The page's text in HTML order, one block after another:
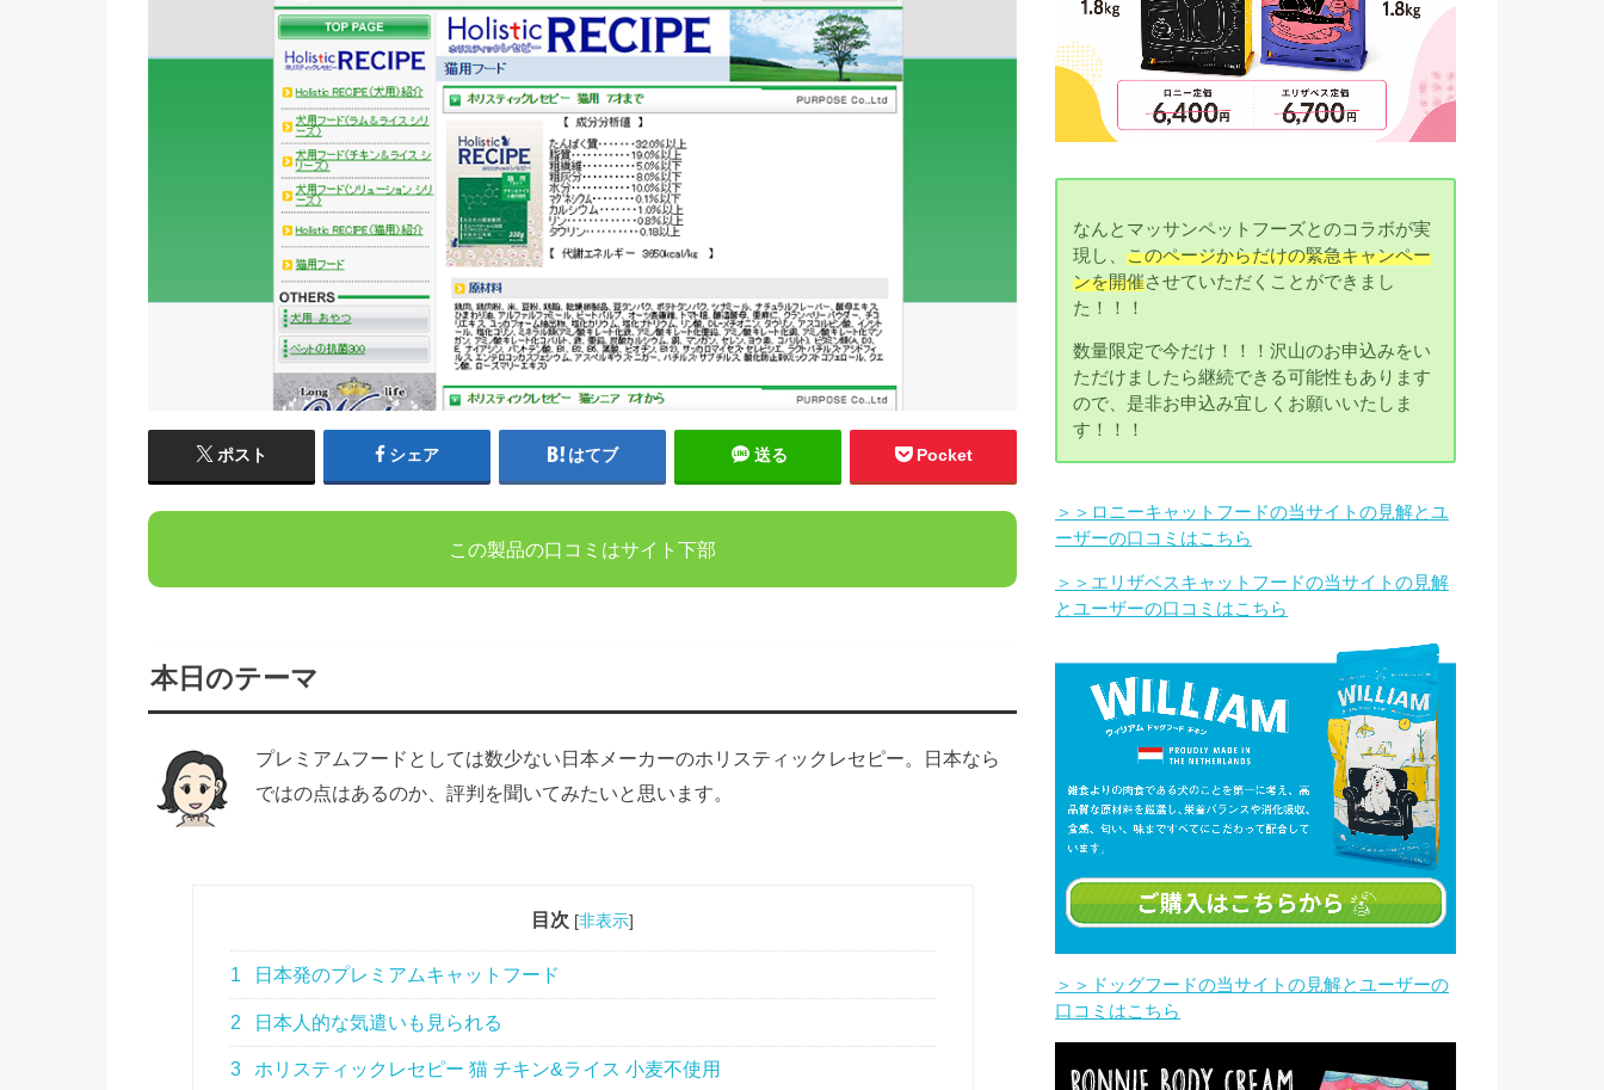
ポスト シェア はてブ 送る Pocket
この製品の口コミはサイト下部
本日のテーマ
プレミアムフードとしては数少ない日本メーカーのホリスティックレセピー。日本なら
ではの点はあるのか、評判を聞いてみたいと思います。
目次 [非表示]
1 日本発のプレミアムキャットフード
2 日本人的な気遣いも見られる
3 ホリスティックレセピー 猫 チキン&ライス 小麦不使用
なんとマッサンペットフーズとのコラボが実
現し、このページからだけの緊急キャンペー
ンを開催させていただくことができまし
た！！！
数量限定で今だけ！！！沢山のお申込みをい
ただけましたら継続できる可能性もあります
ので、是非お申込み宜しくお願いいたしま
す！！！
＞＞ロニーキャットフードの当サイトの見解とユ
ーザーの口コミはこちら
＞＞エリザベスキャットフードの当サイトの見解
とユーザーの口コミはこちら
＞＞ドッグフードの当サイトの見解とユーザーの
口コミはこちら